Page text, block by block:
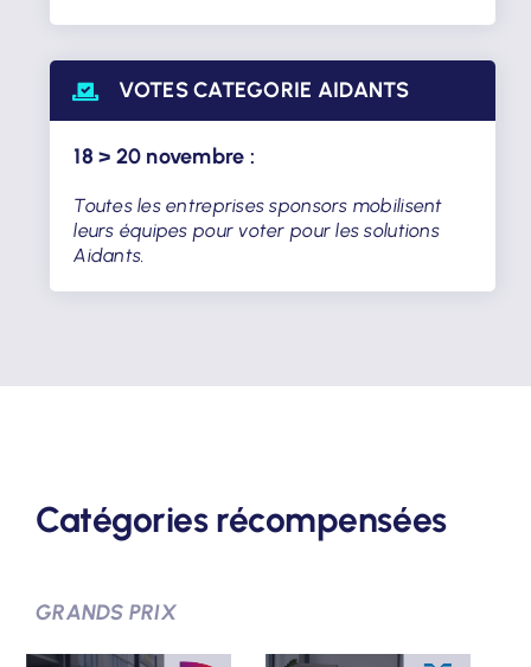
VOTES CATEGORIE AIDANTS
18 > 20 novembre :
Toutes les entreprises sponsors mobilisent
leurs équipes pour voter pour les solutions
Aidants.
Catégories récompensées
GRANDS PRIX